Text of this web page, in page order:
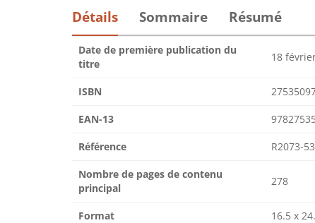
Détails Sommaire Résumé
Date de première publication du
titre
18
ISBN
EAN-13
Référence R2073-53
Nombre de pages de contenu
principal
278
Format 16.5 x